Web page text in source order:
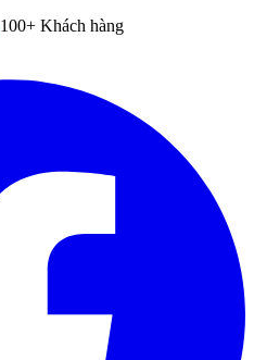
100+ Khách hàng